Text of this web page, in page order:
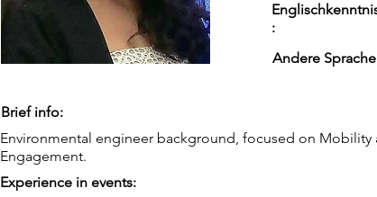
:
Andere
Brief info:
Environmental engineer background, focused on Mobility
Engagement.
Experience in events: